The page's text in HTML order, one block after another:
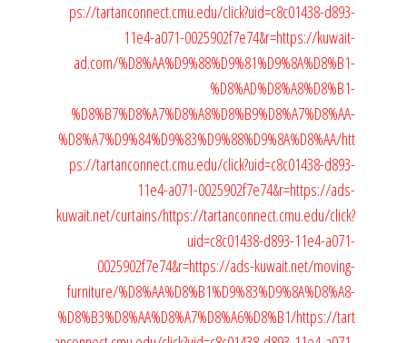
ps://tartanconnect.cmu.edu/click?uid=c8c01438-d893-
11e4-a071-0025902f7e74&r=https://kuwait-
ad.com/%D8%AA%D9%88%D9%81%D9%8A%D8%B1-
%D8%AD%D8%A8%D8%B1-
%D8%B7%D8%A7%D8%A8%D8%B9%D8%A7%D8%AA-
%D8%A7%D9%84%D9%83%D9%88%D9%8A%D8%AA/htt
ps://tartanconnect.cmu.edu/click?uid=c8c01438-d893-
11e4-a071-0025902f7e74&r=https://ads-
kuwait.net/curtains/https://tartanconnect.cmu.edu/click?
uid=c8c01438-d893-11e4-a071-
0025902f7e74&r=https://ads-kuwait.net/moving-
furniture/%D8%AA%D8%B1%D9%83%D9%8A%D8%A8-
%D8%B3%D8%AA%D8%A7%D8%A6%D8%B1/https://tart